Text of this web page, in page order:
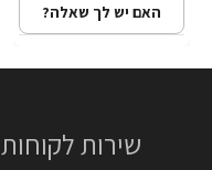
האם יש לך שאלה?
שירות לקוחות